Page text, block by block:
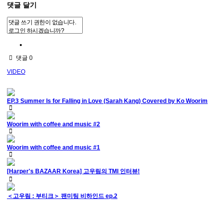
댓글 달기
댓글 0
VIDEO
EP.3 Summer Is for Falling in Love (Sarah Kang) Covered by Ko Woorim
Woorim with coffee and music #2
Woorim with coffee and music #1
[Harper's BAZAAR Korea] 고우림의 TMI 인터뷰!
＜고우림 : 부티크＞ 팬미팅 비하인드 ep.2